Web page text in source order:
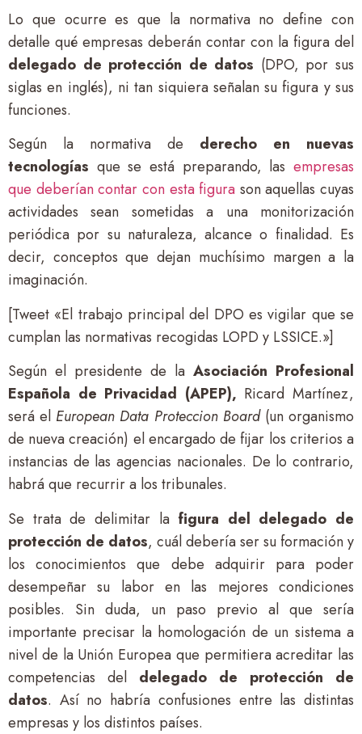
Lo que ocurre es que la normativa no define con
detalle qué empresas deberán contar con la figura del
delegado de protección de datos (DPO, por sus
siglas en inglés), ni tan siquiera señalan su figura y sus
funciones.
Según la normativa de derecho en nuevas
tecnologías que se está preparando, las empresas
que deberían contar con esta figura son aquellas cuyas
actividades sean sometidas a una monitorización
periódica por su naturaleza, alcance o finalidad. Es
decir, conceptos que dejan muchísimo margen a la
imaginación.
[Tweet «El trabajo principal del DPO es vigilar que se
cumplan las normativas recogidas LOPD y LSSICE.»]
Según el presidente de la Asociación Profesional
Española de Privacidad (APEP), Ricard Martínez,
será el European Data Proteccion Board(un organismo
de nueva creación) el encargado de fijar los criterios a
instancias de las agencias nacionales. De lo contrario,
habrá que recurrir a los tribunales.
Se trata de delimitar la figura del delegado de
protección de datos, cuál debería ser su formación y
los conocimientos que debe adquirir para poder
desempeñar su labor en las mejores condiciones
posibles. Sin duda, un paso previo al que sería
importante precisar la homologación de un sistema a
nivel de la Unión Europea que permitiera acreditar las
competencias del delegado de protección de
datos. Así no habría confusiones entre las distintas
empresas y los distintos países.